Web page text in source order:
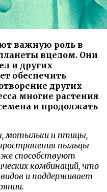
важную роль в
вцелом. Они
и других
обеспечить
других
многие растения
и продолжать
мотыльки и птицы,
пыльцы
способствуют
комбинаций, что
и поддерживает